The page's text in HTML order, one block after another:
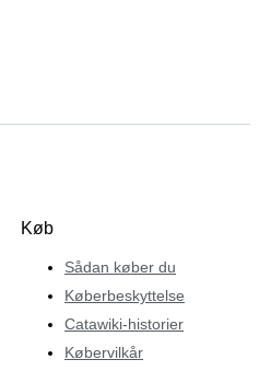
Køb
Sådan køber du
Køberbeskyttelse
Catawiki-historier
Købervilkår